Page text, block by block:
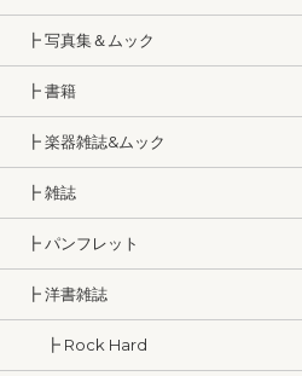
┣ 写真集＆ムック
┣ 書籍
┣ 楽器雑誌&ムック
┣ 雑誌
┣ パンフレット
┣ 洋書雑誌
┣ Rock Hard